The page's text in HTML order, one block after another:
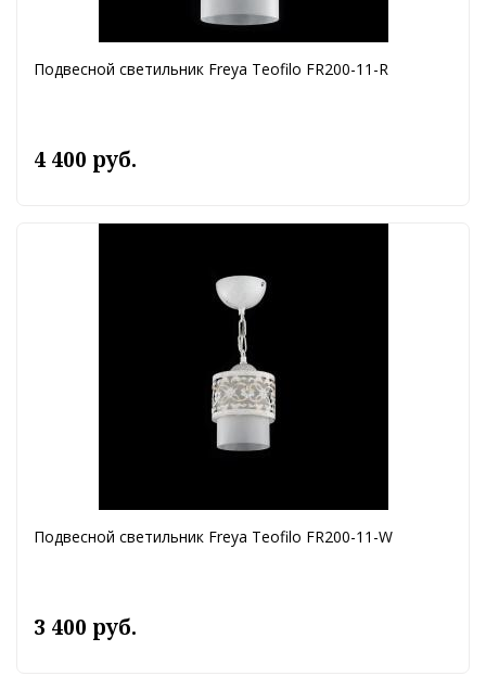
Подвесной светильник Freya Teofilo FR200-11-R
4 400 руб.
Подвесной светильник Freya Teofilo FR200-11-W
3 400 руб.